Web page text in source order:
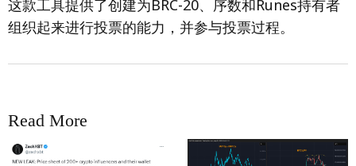
这款工具提供了创建为BRC-20、序数和Runes持有者
组织起来进行投票的能力，并参与投票过程。
Read More